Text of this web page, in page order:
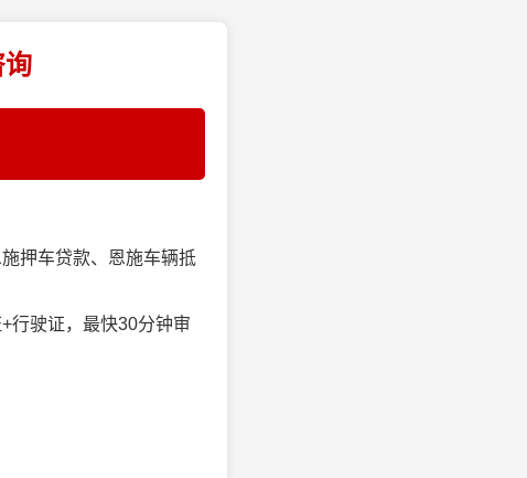
押车贷款、恩施车辆抵
行驶证，最快30分钟审